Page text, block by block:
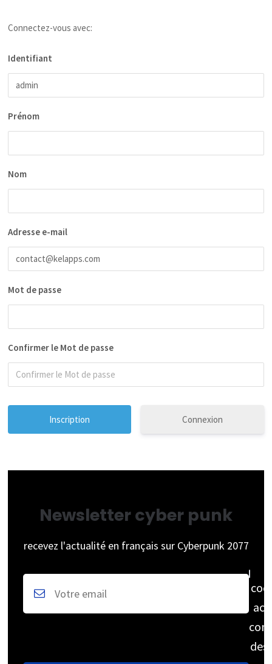
Connectez-vous avec:
Identifiant
Prénom
Nom
Adresse e-mail
Mot de passe
Confirmer le Mot de passe
Connexion
Newsletter cyber punk
recevez l'actualité en français sur Cyberpunk 2077
des